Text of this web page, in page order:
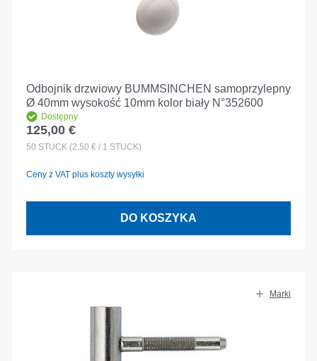
Odbojnik drzwiowy BUMMSINCHEN samoprzylepny
Ø 40mm wysokość 10mm kolor biały N°352600
Dostępny
Cena regularna:
125,00 €
50 STÜCK (2,50 € / 1 STÜCK)
Ceny z VAT plus koszty wysyłki
DO KOSZYKA
Marki